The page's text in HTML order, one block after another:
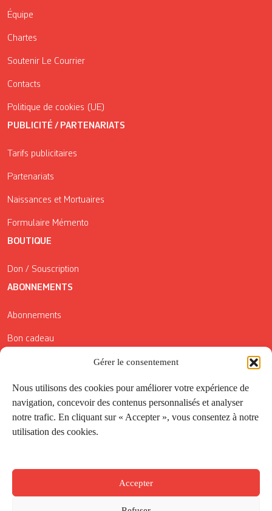
Gérer le consentement
Nous utilisons des cookies pour améliorer votre expérience de
navigation, concevoir des contenus personnalisés et analyser
notre trafic. En cliquant sur « Accepter », vous consentez à notre
utilisation des cookies.
Accepter
Équipe
Chartes
Soutenir Le Courrier
Contacts
Politique de cookies (UE)
PUBLICITÉ / PARTENARIATS
Tarifs publicitaires
Partenariats
Naissances et Mortuaires
Formulaire Mémento
BOUTIQUE
Don / Souscription
ABONNEMENTS
Abonnements
Bon cadeau
Conditions générales de vente
Réductions de la Carte Côté Courrier
Application